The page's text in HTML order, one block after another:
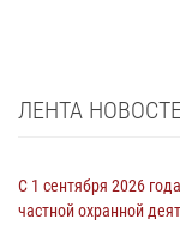
ЛЕНТА
С 1 сентября 2026
частной охранной